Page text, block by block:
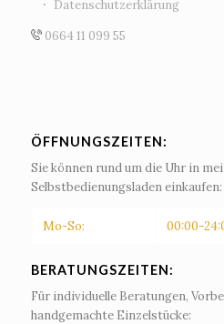
Datenschutzerklärung
0664 11 099 55
ÖFFNUNGSZEITEN:
Sie können rund um die Uhr in
Selbstbedienungsladen einkaufen:
Mo-So: 00:00-
BERATUNGSZEITEN:
Für individuelle Beratungen,
handgemachte Einzelstücke: